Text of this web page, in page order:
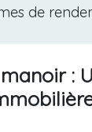
de
: